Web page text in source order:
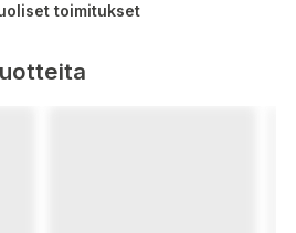
toimitukset